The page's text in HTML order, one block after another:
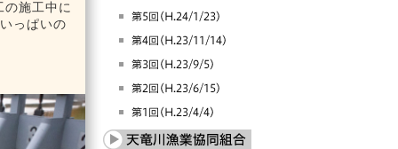
の施工中に
っぱいの